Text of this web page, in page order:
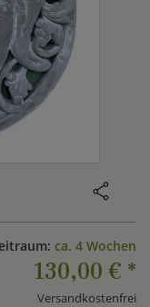
ca. 4 Wochen
130,00 € *
Versandkostenfrei